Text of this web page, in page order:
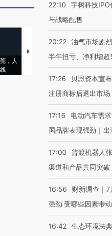
，人
【推广】走进第四届链博
会，让数智科技“链”接产
【
有
22:10
宇树科技
与战略配售
20:22 油气市场剧
半年扭亏、净利增
17:26
贝恩资本宣
注册商标后退出市场
17:16
电动汽车需
国品牌表现强劲｜出
17:00
普渡机器人
渠道和产品共同突破
16:56
财新调查｜
强劲 受哪些因素带
16:42 生态环境法